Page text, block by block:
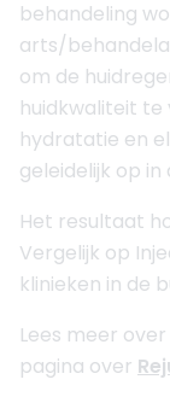
behandeling
arts/
om de
huidkwaliteit
hydratatie en
geleidelijk op
Het resultaat
Vergelijk op
klinieken in de
Lees meer
pagina over